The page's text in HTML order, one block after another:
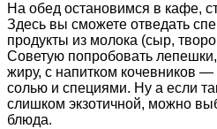
На обед остановимся в кафе,
Здесь вы сможете отведать
продукты из молока (сыр,
Советую попробовать
жиру, с напитком кочевников
солью и специями. Ну а если
слишком экзотичной, можно
блюда.